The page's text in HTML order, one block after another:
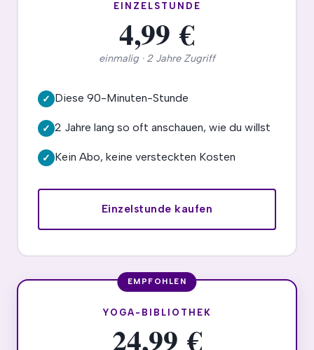
EINZELSTUNDE
4,99 €
einmalig · 2 Jahre Zugriff
✓ Diese 90-Minuten-Stunde
✓ 2 Jahre lang so oft anschauen, wie du willst
✓ Kein Abo, keine versteckten Kosten
Einzelstunde kaufen
YOGA-BIBLIOTHEK
24,99 €